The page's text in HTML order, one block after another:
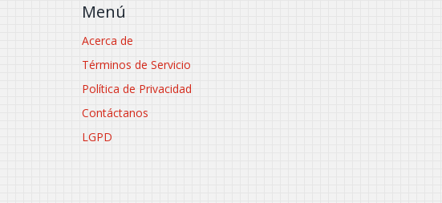
Menú
Acerca de
Términos de Servicio
Política de Privacidad
Contáctanos
LGPD